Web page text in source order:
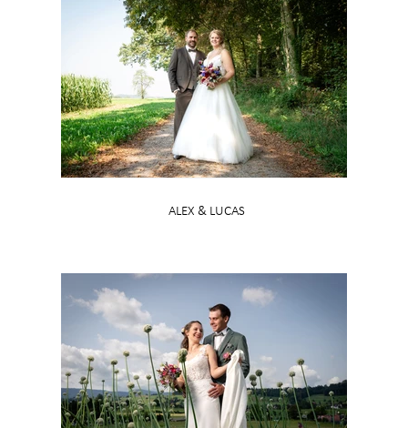
ALEX & LUCAS